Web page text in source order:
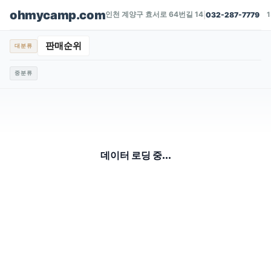
ohmycamp.com인천 계양구 효서로 64번길 14 |032-287-7779
대분류 판매순위
중분류
데이터 로딩 중...